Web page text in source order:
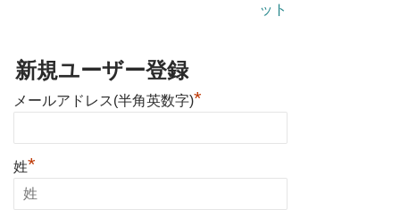
ット
新規ユーザー登録
メールアドレス(半角英数字)*
姓*